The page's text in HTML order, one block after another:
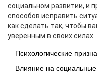
социальном развитии, и
способов исправить
как сделать так, чтобы
уверенным в своих силах.
Психологические
Влияние на